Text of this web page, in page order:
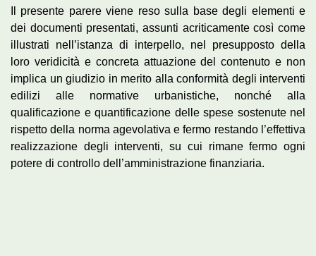
Il presente parere viene reso sulla base degli elementi e
dei documenti presentati, assunti acriticamente così come
illustrati nell’istanza di interpello, nel presupposto della
loro veridicità e concreta attuazione del contenuto e non
implica un giudizio in merito alla conformità degli interventi
edilizi alle normative urbanistiche, nonché alla
qualificazione e quantificazione delle spese sostenute nel
rispetto della norma agevolativa e fermo restando l’effettiva
realizzazione degli interventi, su cui rimane fermo ogni
potere di controllo dell’amministrazione finanziaria.